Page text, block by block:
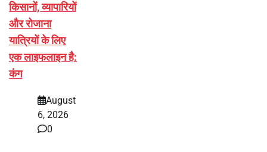
किसानों, व्यापारियों
और रोजाना
यात्रियों के लिए
एक लाइफलाइन है:
कंग
August
6, 2026
0